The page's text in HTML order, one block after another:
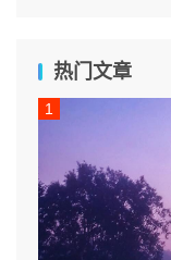
热门文章